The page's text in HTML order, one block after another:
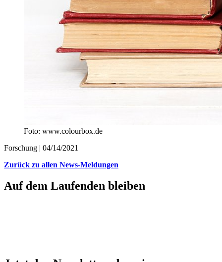
Foto: www.colourbox.de
Forschung | 04/14/2021
Zurück zu allen News-Meldungen
Auf dem Laufenden bleiben